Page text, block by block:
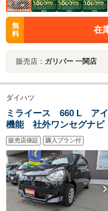
無
料
在
販売店： ガリバー 一関店
ダイハツ
ミライース 660 L ア
機能 社外ワンセグナ
アコン ヘッドライトレ
販売店保証 購入プラン付